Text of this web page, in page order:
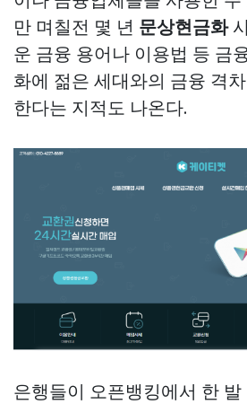
만 며칠전 몇 년 문상현금화
운 금융 용어나 이용법 등 금
화에 젊은 세대와의 금융 격
한다는 지적도 나온다.
은행들이 오픈뱅킹에서 한 발